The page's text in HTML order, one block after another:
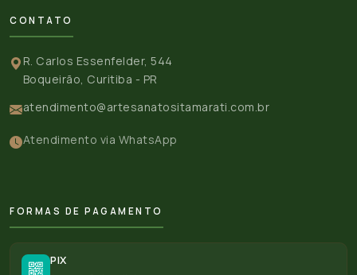
CONTATO
R. Carlos Essenfelder, 544
Boqueirão, Curitiba - PR
atendimento@artesanatositamarati.com.br
Atendimento via WhatsApp
FORMAS DE PAGAMENTO
PIX